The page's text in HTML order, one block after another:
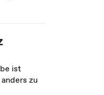
ist
zu